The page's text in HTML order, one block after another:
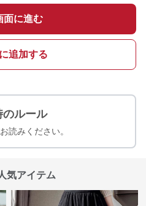
面に進む
追加する
のルール
読みください。
気アイテム